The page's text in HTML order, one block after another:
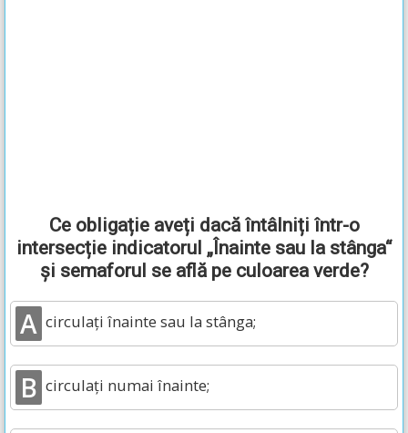
Ce obligație aveți dacă întâlniți într-o
intersecție indicatorul „Înainte sau la stânga“
și semaforul se află pe culoarea verde?
A circulați înainte sau la stânga;
B circulați numai înainte;